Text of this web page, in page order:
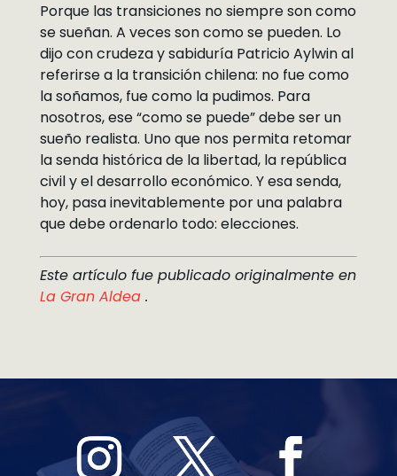
Porque las transiciones no siempre son como
se sueñan. A veces son como se pueden. Lo
dijo con crudeza y sabiduría Patricio Aylwin al
referirse a la transición chilena: no fue como
la soñamos, fue como la pudimos. Para
nosotros, ese “como se puede” debe ser un
sueño realista. Uno que nos permita retomar
la senda histórica de la libertad, la república
civil y el desarrollo económico. Y esa senda,
hoy, pasa inevitablemente por una palabra
que debe ordenarlo todo: elecciones.
Este artículo fue publicado originalmente en
La Gran Aldea .